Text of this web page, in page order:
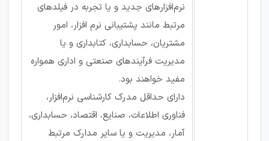
نرم‌افزارهای جدید و یا تجربه در فیلد‌های
مرتبط مانند پشتیبانی نرم افزار، امور
مشتریان، حسابداری، کتابداری و یا
مدیریت فرآیند‌های صنعتی و اداری همواره
مفید خواهند بود.
دارای حداقل مدرک کارشناسی نرم‌افزار،
فناوری اطلاعات، صنایع، اقتصاد، حسابداری،
آمار، مدیریت و یا سایر مدارک مرتبط